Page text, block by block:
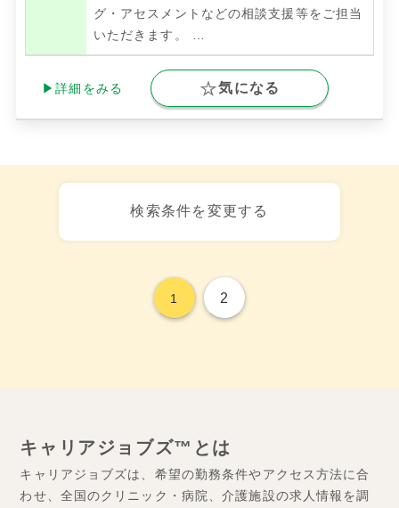
グ・アセスメントなどの相談支援等をご担当
いただきます。
▶詳細をみる 気になる
検索条件を変更する
1 2
キャリアジョブズ™とは
キャリアジョブズは、希望の勤務条件やアクセス方法に合
わせ、全国のクリニック・病院、介護施設の求人情報を調